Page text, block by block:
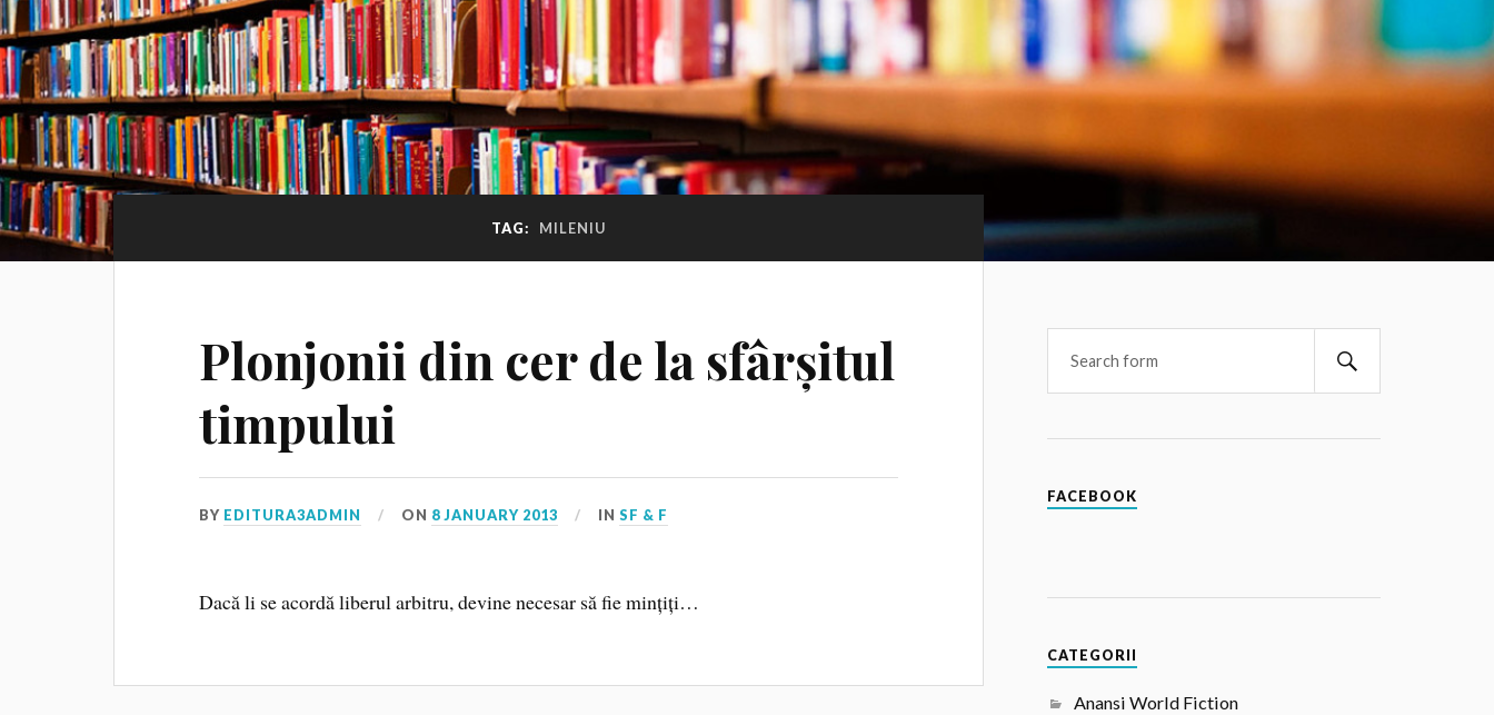
TAG: MILENIU
Plonjonii din cer de la sfârșitul
timpului
BY EDITURA3ADMIN ON 8 JANUARY 2013 INSF & F
Dacă li se acordă liberul arbitru, devine necesar să fie mințiți…
FACEBOOK
CATEGORII
Anansi World Fiction